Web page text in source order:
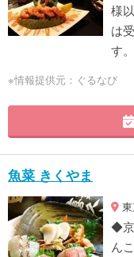
様
は
す。
※情報提供元：ぐるなび
魚菜 きくやま
◆京
ん